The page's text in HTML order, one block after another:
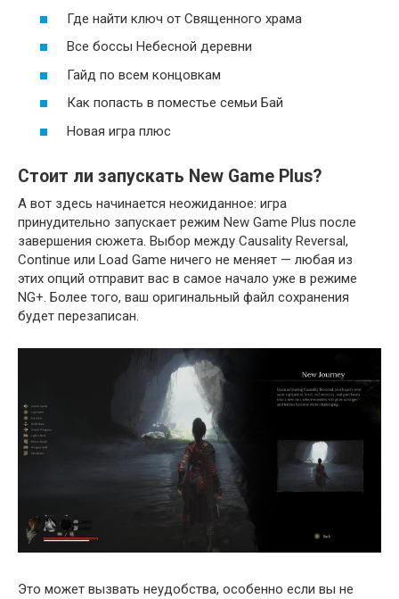
Где найти ключ от Священного храма
Все боссы Небесной деревни
Гайд по всем концовкам
Как попасть в поместье семьи Бай
Новая игра плюс
Стоит ли запускать New Game Plus?
А вот здесь начинается неожиданное: игра
принудительно запускает режим New Game Plus после
завершения сюжета. Выбор между Causality Reversal,
Continue или Load Game ничего не меняет — любая из
этих опций отправит вас в самое начало уже в режиме
NG+. Более того, ваш оригинальный файл сохранения
будет перезаписан.
Это может вызвать неудобства, особенно если вы не